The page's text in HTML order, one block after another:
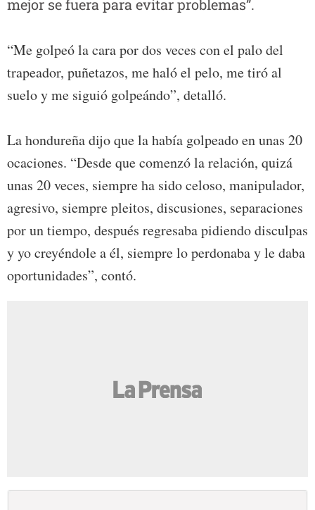
mejor se fuera para evitar problemas”.
“Me golpeó la cara por dos veces con el palo del
trapeador, puñetazos, me haló el pelo, me tiró al
suelo y me siguió golpeándo”, detalló.
La hondureña dijo que la había golpeado en unas 20
ocaciones. “Desde que comenzó la relación, quizá
unas 20 veces, siempre ha sido celoso, manipulador,
agresivo, siempre pleitos, discusiones, separaciones
por un tiempo, después regresaba pidiendo disculpas
y yo creyéndole a él, siempre lo perdonaba y le daba
oportunidades”, contó.